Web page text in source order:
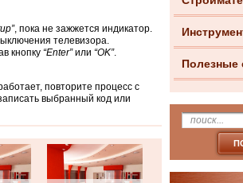
Полезные
, пока не зажжется индикатор.
телевизора.
кнопку “Enter”или “OK”.
повторите процесс с
выбранный код или